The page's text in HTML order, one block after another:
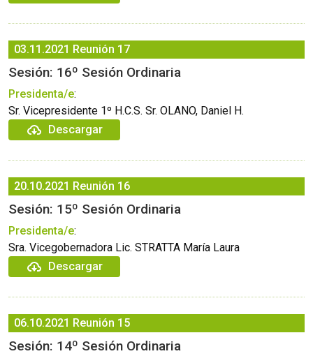
03.11.2021 Reunión 17
Sesión: 16º Sesión Ordinaria
Presidenta/e:
Sr. Vicepresidente 1º H.C.S. Sr. OLANO, Daniel H.
Descargar
20.10.2021 Reunión 16
Sesión: 15º Sesión Ordinaria
Presidenta/e:
Sra. Vicegobernadora Lic. STRATTA María Laura
Descargar
06.10.2021 Reunión 15
Sesión: 14º Sesión Ordinaria